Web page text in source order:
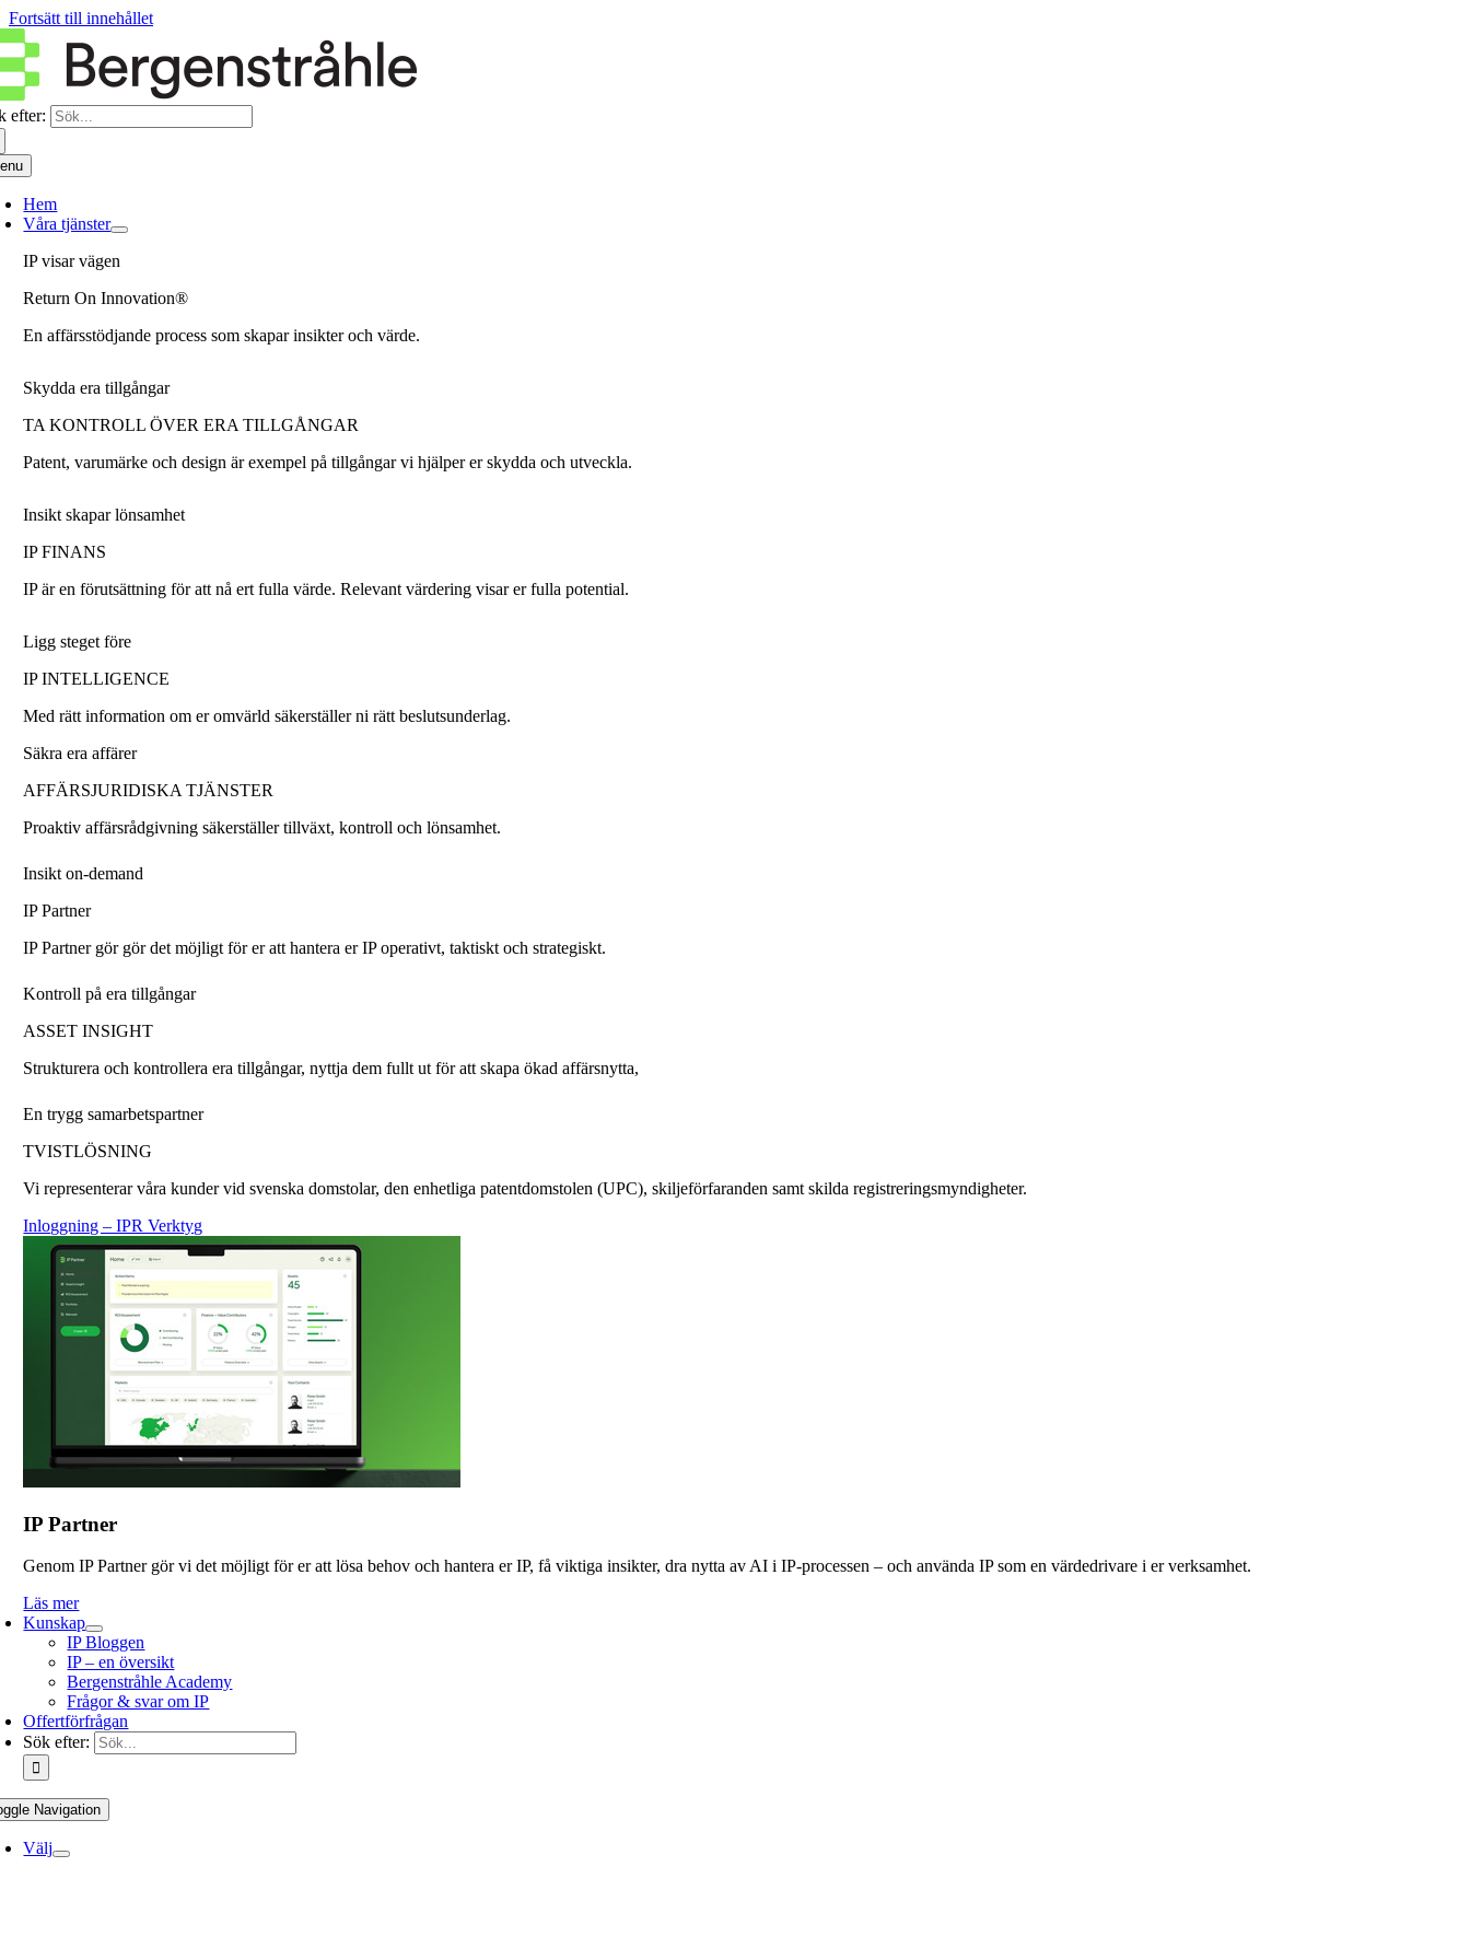
Fortsätt till innehållet
efter:
Hem
Våra tjänster
IP visar vägen
Return On Innovation®
En affärsstödjande process som skapar insikter och värde.
Skydda era tillgångar
TA KONTROLL ÖVER ERA TILLGÅNGAR
Patent, varumärke och design är exempel på tillgångar vi hjälper er skydda och utveckla.
Insikt skapar lönsamhet
IP FINANS
IP är en förutsättning för att nå ert fulla värde. Relevant värdering visar er fulla potential.
Ligg steget före
IP INTELLIGENCE
Med rätt information om er omvärld säkerställer ni rätt beslutsunderlag.
Säkra era affärer
AFFÄRSJURIDISKA TJÄNSTER
Proaktiv affärsrådgivning säkerställer tillväxt, kontroll och lönsamhet.
Insikt on-demand
IP Partner
IP Partner gör gör det möjligt för er att hantera er IP operativt, taktiskt och strategiskt.
Kontroll på era tillgångar
ASSET INSIGHT
Strukturera och kontrollera era tillgångar, nyttja dem fullt ut för att skapa ökad affärsnytta,
En trygg samarbetspartner
TVISTLÖSNING
Vi representerar våra kunder vid svenska domstolar, den enhetliga patentdomstolen (UPC), skiljeförfaranden samt skilda registreringsmyndigheter.
Inloggning – IPR Verktyg
IP Partner
Genom IP Partner gör vi det möjligt för er att lösa behov och hantera er IP, få viktiga insikter, dra nytta av AI i IP-processen – och använda IP som en värdedrivare i er verksamhet.
Läs mer
Kunskap
IP Bloggen
IP – en översikt
Bergenstråhle Academy
Frågor & svar om IP
Offertförfrågan
Sök efter:
Navigation
Välj